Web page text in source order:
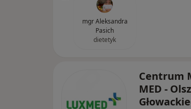
mgr Aleksandra
Pasich
dietetyk
Centrum
MED -